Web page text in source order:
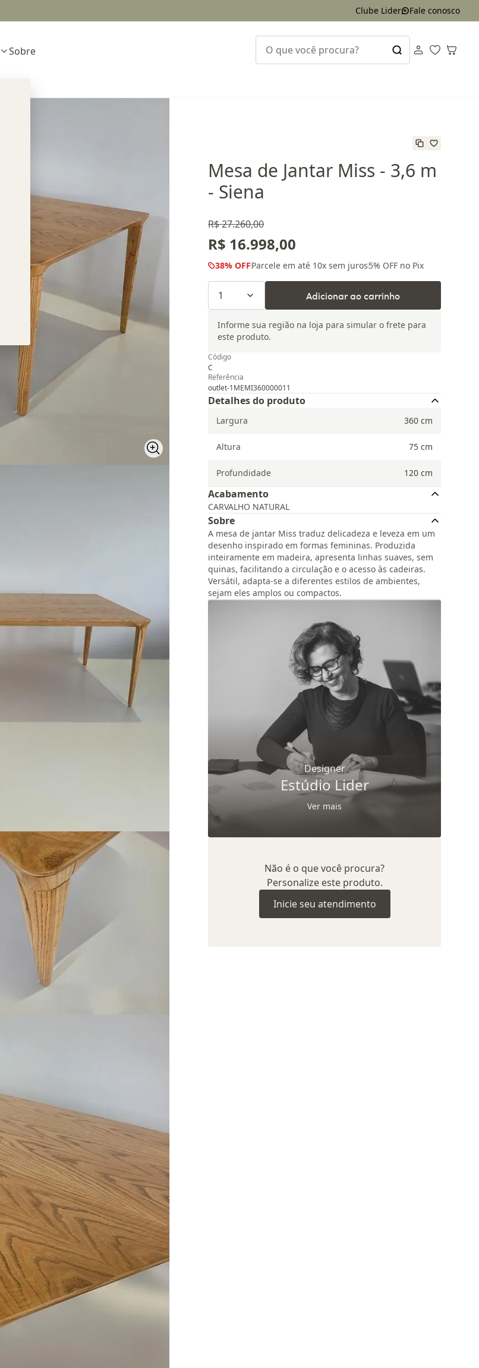
Clube Lider Fale conosco
Sobre
Mesa de Jantar Miss - 3,6 m
- Siena
R$ 27.260,00
R$ 16.998,00
38% OFFParcele em até 10x sem juros5% OFF no Pix
1 Adicionar ao carrinho
Informe sua região na loja para simular o frete para
este produto.
Código
C
Referência
outlet-1MEMI360000011
Detalhes do produto
Largura 360 cm
Altura 75 cm
Profundidade 120 cm
Acabamento
CARVALHO NATURAL
Sobre
A mesa de jantar Miss traduz delicadeza e leveza em um
desenho inspirado em formas femininas. Produzida
inteiramente em madeira, apresenta linhas suaves, sem
quinas, facilitando a circulação e o acesso às cadeiras.
Versátil, adapta-se a diferentes estilos de ambientes,
sejam eles amplos ou compactos.
Designer
Estúdio Lider
Ver mais
Não é o que você procura?
Personalize este produto.
Inicie seu atendimento